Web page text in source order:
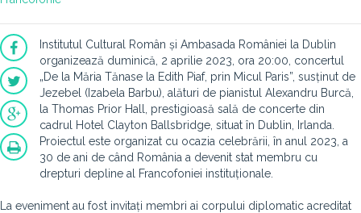
Institutul Cultural Român și Ambasada României la Dublin
organizează duminică, 2 aprilie 2023, ora 20:00, concertul
„De la Măria Tănase la Edith Piaf, prin Micul Paris”, susținut de
Jezebel (Izabela Barbu), alături de pianistul Alexandru Burcă,
la Thomas Prior Hall, prestigioasă sală de concerte din
cadrul Hotel Clayton Ballsbridge, situat în Dublin, Irlanda.
Proiectul este organizat cu ocazia celebrării, în anul 2023, a
30 de ani de când România a devenit stat membru cu
drepturi depline al Francofoniei instituționale.
La eveniment au fost invitați membri ai corpului diplomatic acreditat